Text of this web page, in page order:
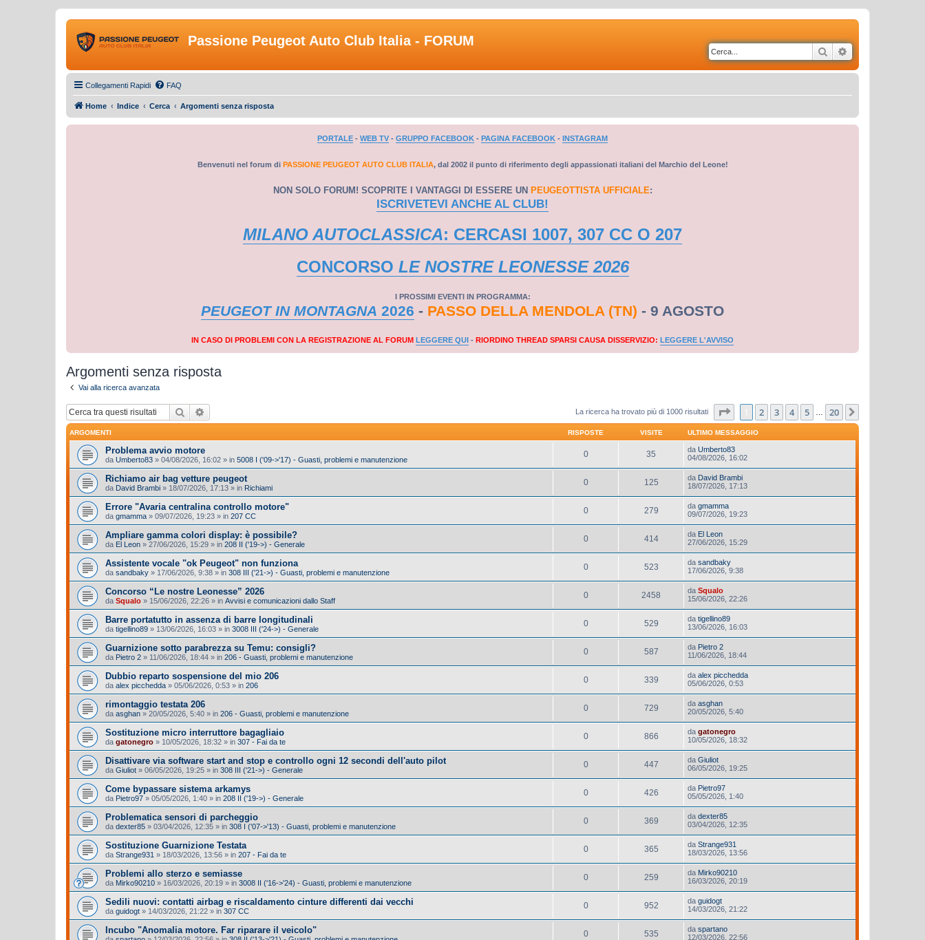
Passione Peugeot Auto Club Italia - FORUM
Cerca
Collegamenti Rapidi FAQ
Home Indice Cerca Argomenti senza risposta
PORTALE - WEB TV - GRUPPO FACEBOOK - PAGINA FACEBOOK - INSTAGRAM
Benvenuti nel forum di PASSIONE PEUGEOT AUTO CLUB ITALIA, dal 2002 il punto di riferimento degli appassionati italiani del Marchio del Leone!
NON SOLO FORUM! SCOPRITE I VANTAGGI DI ESSERE UN PEUGEOTTISTA UFFICIALE:
ISCRIVETEVI ANCHE AL CLUB!
MILANO AUTOCLASSICA: CERCASI 1007, 307 CC O 207
CONCORSO LE NOSTRE LEONESSE 2026
I PROSSIMI EVENTI IN PROGRAMMA:
PEUGEOT IN MONTAGNA 2026 - PASSO DELLA MENDOLA (TN) - 9 AGOSTO
IN CASO DI PROBLEMI CON LA REGISTRAZIONE AL FORUM LEGGERE QUI - RIORDINO THREAD SPARSI CAUSA DISSERVIZIO: LEGGERE L'AVVISO
Argomenti senza risposta
Vai alla ricerca avanzata
Cerca La ricerca ha trovato più di 1000 risultati Pagina1 di
2 3 4 5 20
ARGOMENTI RISPOSTE VISITE ULTIMO MESSAGGIO
Problema avvio motore
da Umberto83 » 04/08/2026, 16:02 » in 5008 I ('09->'17) - Guasti, problemi e manutenzione
0 35 da Umberto83
04/08/2026, 16:02
Richiamo air bag vetture peugeot
da David Brambi » 18/07/2026, 17:13 » in Richiami
0 125 da David Brambi
18/07/2026, 17:13
Errore "Avaria centralina controllo motore"
da gmamma » 09/07/2026, 19:23 » in 207 CC
0 279 da gmamma
09/07/2026, 19:23
Ampliare gamma colori display: è possibile?
da El Leon » 27/06/2026, 15:29 » in 208 II ('19->) - Generale
0 414 da El Leon
27/06/2026, 15:29
Assistente vocale "ok Peugeot" non funziona
da sandbaky » 17/06/2026, 9:38 » in 308 III ('21->) - Guasti, problemi e manutenzione
0 523 da sandbaky
17/06/2026, 9:38
Concorso “Le nostre Leonesse” 2026
da Squalo » 15/06/2026, 22:26 » in Avvisi e comunicazioni dallo Staff
0 2458 da Squalo
15/06/2026, 22:26
Barre portatutto in assenza di barre longitudinali
da tigellino89 » 13/06/2026, 16:03 » in 3008 III ('24->) - Generale
0 529 da tigellino89
13/06/2026, 16:03
Guarnizione sotto parabrezza su Temu: consigli?
da Pietro 2 » 11/06/2026, 18:44 » in 206 - Guasti, problemi e manutenzione
0 587 da Pietro 2
11/06/2026, 18:44
Dubbio reparto sospensione del mio 206
da alex picchedda » 05/06/2026, 0:53 » in 206
0 339 da alex picchedda
05/06/2026, 0:53
rimontaggio testata 206
da asghan » 20/05/2026, 5:40 » in 206 - Guasti, problemi e manutenzione
0 729 da asghan
20/05/2026, 5:40
Sostituzione micro interruttore bagagliaio
da gatonegro » 10/05/2026, 18:32 » in 307 - Fai da te
0 866 da gatonegro
10/05/2026, 18:32
Disattivare via software start and stop e controllo ogni 12 secondi dell'auto pilot
da Giuliot » 06/05/2026, 19:25 » in 308 III ('21->) - Generale
0 447 da Giuliot
06/05/2026, 19:25
Come bypassare sistema arkamys
da Pietro97 » 05/05/2026, 1:40 » in 208 II ('19->) - Generale
0 426 da Pietro97
05/05/2026, 1:40
Problematica sensori di parcheggio
da dexter85 » 03/04/2026, 12:35 » in 308 I ('07->'13) - Guasti, problemi e manutenzione
0 369 da dexter85
03/04/2026, 12:35
Sostituzione Guarnizione Testata
da Strange931 » 18/03/2026, 13:56 » in 207 - Fai da te
0 365 da Strange931
18/03/2026, 13:56
Problemi allo sterzo e semiasse
da Mirko90210 » 16/03/2026, 20:19 » in 3008 II ('16->'24) - Guasti, problemi e manutenzione
0 259 da Mirko90210
16/03/2026, 20:19
Sedili nuovi: contatti airbag e riscaldamento cinture differenti dai vecchi
da guidogt » 14/03/2026, 21:22 » in 307 CC
0 952 da guidogt
14/03/2026, 21:22
Incubo "Anomalia motore. Far riparare il veicolo" 0 535 da spartano
12/03/2026, 22:56